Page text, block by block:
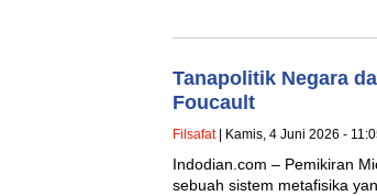
Tanapolitik Negara
Foucault
Filsafat| Kamis, 4 Juni 2026 -
Indodian.com – Pemikiran
sebuah sistem metafisika